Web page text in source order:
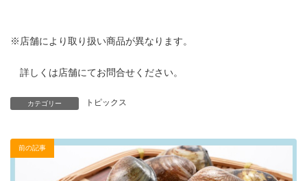
※店舗により取り扱い商品が異なります。
詳しくは店舗にてお問合せください。
カテゴリー トピックス
前の記事